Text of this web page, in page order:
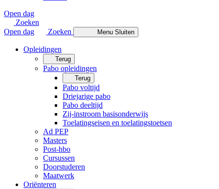
Open dag
Zoeken
Open dag
Zoeken Menu Sluiten
Opleidingen
Terug
Pabo opleidingen
Terug
Pabo voltijd
Driejarige pabo
Pabo deeltijd
Zij-instroom basisonderwijs
Toelatingseisen en toelatingstoetsen
Ad PEP
Masters
Post-hbo
Cursussen
Doorstuderen
Maatwerk
Oriënteren